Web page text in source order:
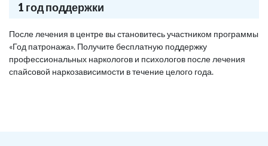
1 год поддержки
После лечения в центре вы становитесь участником программы
«Год патронажа». Получите бесплатную поддержку
профессиональных наркологов и психологов после лечения
спайсовой наркозависимости в течение целого года.